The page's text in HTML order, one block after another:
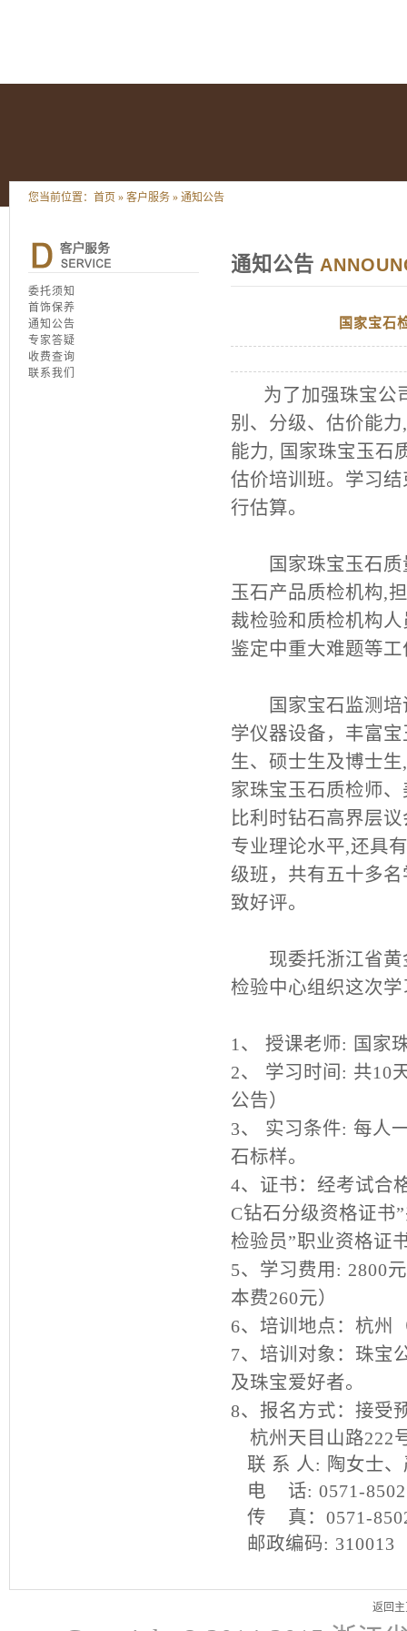
您当前位置： 首页 » 客户服务 » 通知公告
委托须知
首饰保养
通知公告
专家答疑
收费查询
联系我们
通知公告
国家宝石
为了加强珠宝公司
别、分级、估价能
能力, 国家珠宝玉石
估价培训班。学习
行估算。
国家珠宝玉石质
玉石产品质检机构,
裁检验和质检机构
鉴定中重大难题等工
国家宝石监测培
学仪器设备，丰富
生、硕士生及博士
家珠宝玉石质检师
比利时钻石高界层
专业理论水平,还具
级班，共有五十多
致好评。
现委托浙江省黄
检验中心组织这次
1、 授课老师: 国家
2、 学习时间: 共10
公告）
3、 实习条件: 每人
石标样。
4、证书：经考试合
C钻石分级资格证书
检验员”职业资格证
5、学习费用: 2800
本费260元）
6、培训地点：杭州
7、培训对象：珠宝
及珠宝爱好者。
8、报名方式：接受
杭州天目山路222
联 系 人: 陶女士、
电 话: 0571-
传 真：
邮政编码:
返回